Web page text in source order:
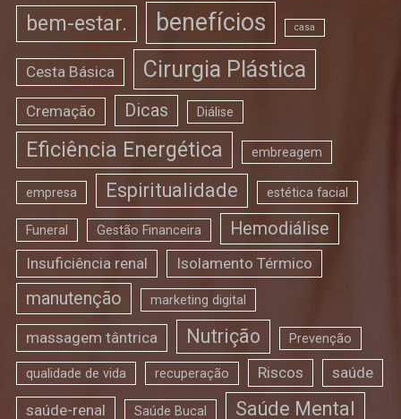
bem-estar. benefícios casa
Cesta Básica Cirurgia Plástica
Cremação Dicas Diálise
Eficiência Energética embreagem
empresa Espiritualidade estética facial
Funeral Gestão Financeira Hemodiálise
Insuficiência renal Isolamento Térmico
manutenção marketing digital
massagem tântrica Nutrição Prevenção
qualidade de vida recuperação Riscos saúde
saúde-renal Saúde Bucal Saúde Mental